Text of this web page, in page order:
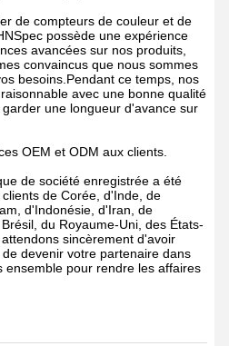
de compteurs de couleur et de
possède une expérience
avancées sur nos produits,
convaincus que nous sommes
besoins.Pendant ce temps, nos
avec une bonne qualité
une longueur d'avance sur
OEM et ODM aux clients.
de société enregistrée a été
de Corée, d'Inde, de
d'Indonésie, d'Iran, de
du Royaume-Uni, des États-
sincèrement d'avoir
devenir votre partenaire dans
ensemble pour rendre les affaires